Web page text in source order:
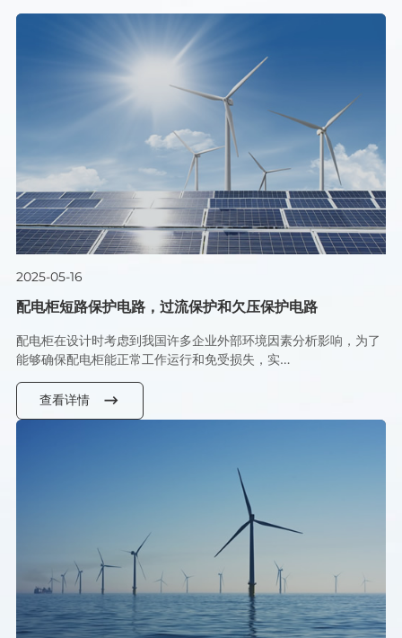
2025-05-16
配电柜短路保护电路，过流保护和欠压保护电路
配电柜在设计时考虑到我国许多企业外部环境因素分析影响，为了
能够确保配电柜能正常工作运行和免受损失，实…
查看详情